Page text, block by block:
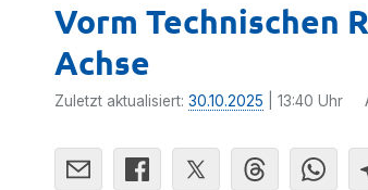
Vorm Technischen
Achse
Zuletzt aktualisiert: 30.10.2025 | 13:40 Uhr